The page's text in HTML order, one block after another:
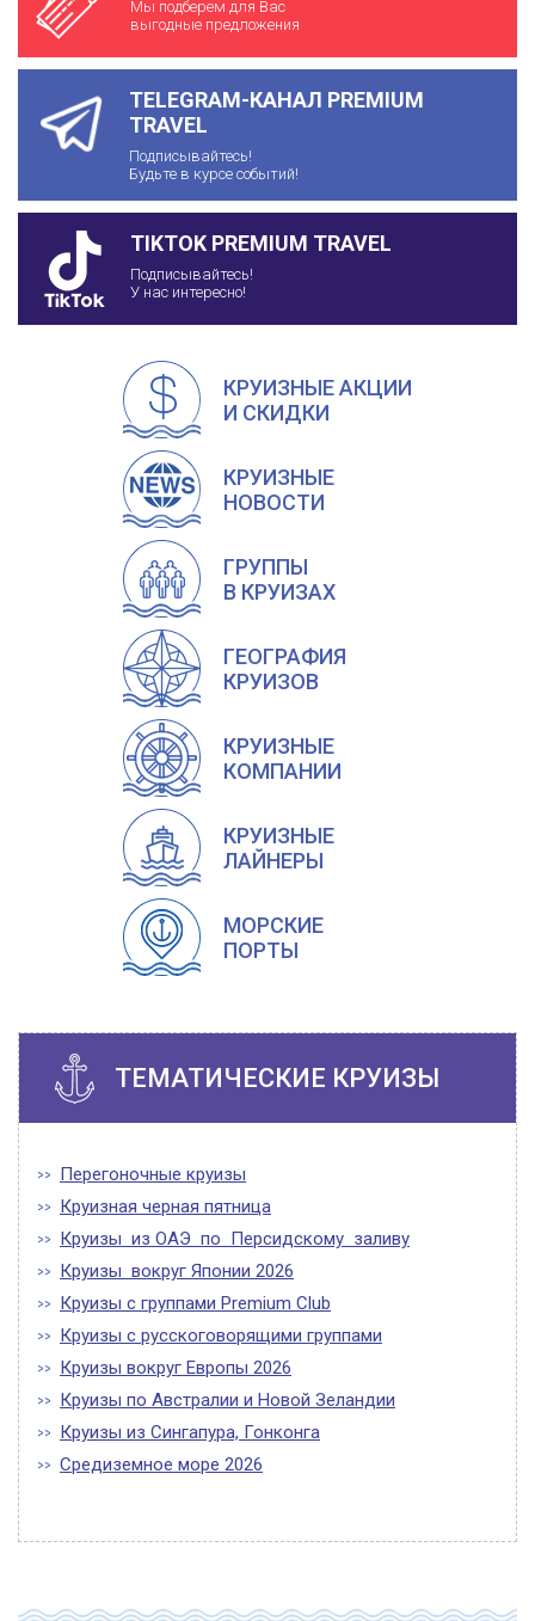
Мы подберем для Вас
выгодные предложения
TELEGRAM-КАНАЛ PREMIUM
TRAVEL
Подписывайтесь!
Будьте в курсе событий!
TIKTOK PREMIUM TRAVEL
Подписывайтесь!
У нас интересно!
КРУИЗНЫЕ АКЦИИ
И СКИДКИ
КРУИЗНЫЕ
НОВОСТИ
ГРУППЫ
В КРУИЗАХ
ГЕОГРАФИЯ
КРУИЗОВ
КРУИЗНЫЕ
КОМПАНИИ
КРУИЗНЫЕ
ЛАЙНЕРЫ
МОРСКИЕ
ПОРТЫ
ТЕМАТИЧЕСКИЕ КРУИЗЫ
Перегоночные круизы
Круизная черная пятница
Круизы из ОАЭ по Персидскому заливу
Круизы вокруг Японии 2026
Круизы с группами Premium Club
Круизы с русскоговорящими группами
Круизы вокруг Европы 2026
Круизы по Австралии и Новой Зеландии
Круизы из Сингапура, Гонконга
Средиземное море 2026